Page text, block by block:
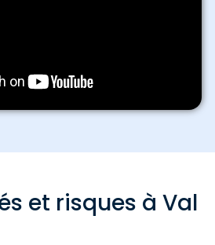
et risques à Val